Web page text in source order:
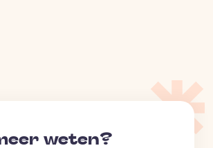
weten?